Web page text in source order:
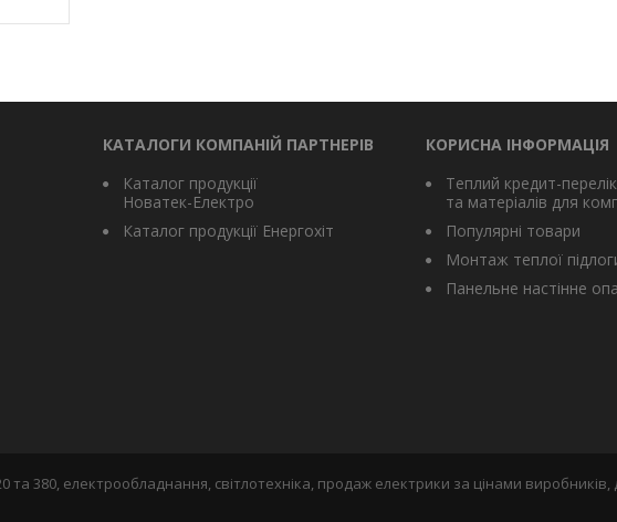
КАТАЛОГИ КОМПАНІЙ ПАРТНЕРІВ
Каталог продукції
Новатек-Електро
Каталог продукції Енергохіт
КОРИСНА ІНФОРМАЦІЯ
Теплий кредит-
та матеріалів для
Популярні товари
Монтаж теплої
Панельне настінне
та 380, електрообладнання, світлотехніка, продаж електрики за цінами виробників,